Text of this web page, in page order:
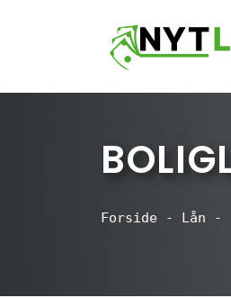
Forside - Lån -